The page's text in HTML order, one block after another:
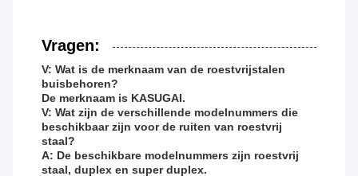
Vragen:
V: Wat is de merknaam van de roestvrijstalen
buisbehoren?
De merknaam is KASUGAI.
V: Wat zijn de verschillende modelnummers die
beschikbaar zijn voor de ruiten van roestvrij
staal?
A: De beschikbare modelnummers zijn roestvrij
staal, duplex en super duplex.